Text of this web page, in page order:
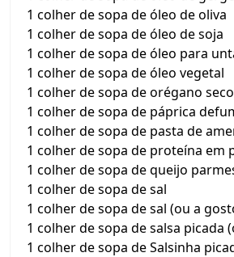
1 colher de sopa de óleo de oliva
1 colher de sopa de óleo de soja
1 colher de sopa de óleo para
1 colher de sopa de óleo vegetal
1 colher de sopa de orégano seco
1 colher de sopa de páprica
1 colher de sopa de pasta de
1 colher de sopa de proteína em
1 colher de sopa de queijo
1 colher de sopa de sal
1 colher de sopa de sal (ou a
1 colher de sopa de salsa picada
1 colher de sopa de Salsinha